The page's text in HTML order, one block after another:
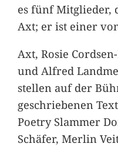
es fünf Mitglieder,
Axt; er ist einer
Axt, Rosie
und Alfred
stellen auf der
geschriebenen
Poetry Slammer
Schäfer, Merlin